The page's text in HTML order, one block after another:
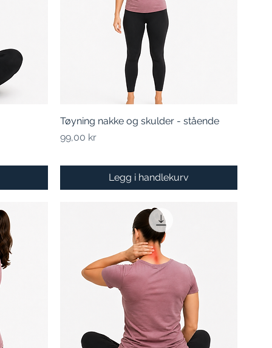
Hurtigvisning
Tøyning nakke og skulder - stående
Pris
99,00 kr
Legg i handlekurv